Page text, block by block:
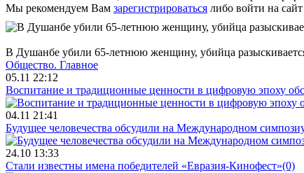
Мы рекомендуем Вам зарегистрироваться либо войти на
В Душанбе убили 65-летнюю женщину, убийца
Общество. Главное
05.11 22:12
Воспитание и традиционные ценности в цифровую эпоху
04.11 21:41
Будущее человечества обсудили на Международном
24.10 13:33
Стали известны имена победителей «Евразия-Кинофест»(0)